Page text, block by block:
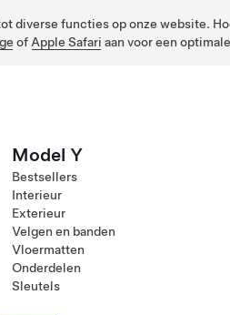
diverse functies op onze website.
of Apple Safari aan voor een
Model Y
Bestsellers
Interieur
Exterieur
Velgen en banden
Vloermatten
Onderdelen
Sleutels